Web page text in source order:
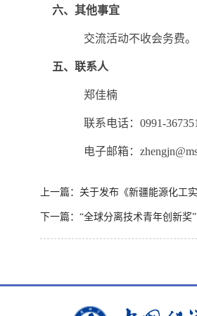
六、 其他事宜
交流活动不收会务费
五、 联系人
郑佳楠
联系电话： 0991-
电子邮箱：
上一篇：关于发布《新疆能源化工
下一篇：“全球分离技术青年创新奖